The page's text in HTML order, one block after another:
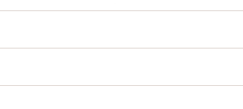
護士を検索したい』『初回相談無料で相続手続き